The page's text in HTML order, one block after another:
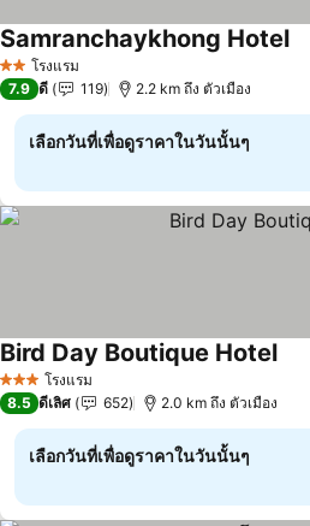
2 ดาวโรงแรม
Samranchaykhong Hotel
7.9 ดี 119 2.2 km ถึง ตัวเมือง
เลือกวันที่เพื่อดูราคาในวันนั้นๆ
3 ดาว โรงแรม
Bird Day Boutique Hotel
8.5 ดีเลิศ 652 2.0 km ถึง ตัวเมือง
เลือกวันที่เพื่อดูราคาในวันนั้นๆ